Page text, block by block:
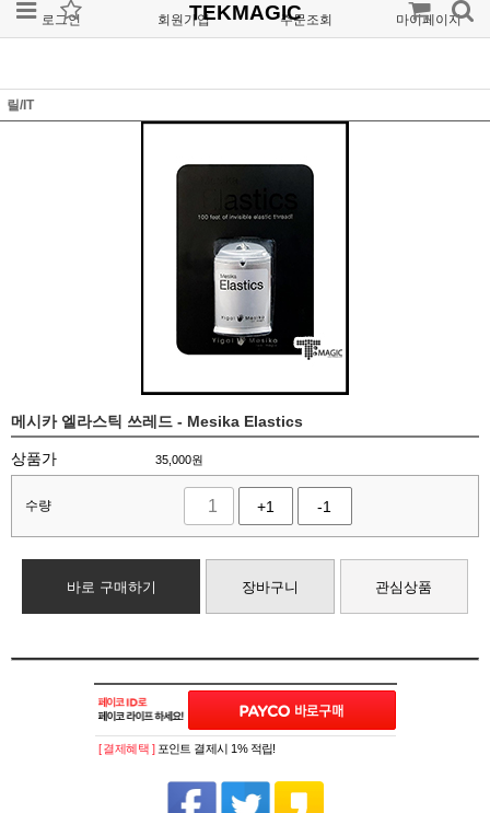
로그인 회원가입 주문조회 마이페이지
TEKMAGIC
릴/IT
메시카 엘라스틱 쓰레드 - Mesika Elastics
상품가 35,000원
수량 +1 -1
바로 구매하기 장바구니 관심상품
[ 결제혜택 ] 포인트 결제시 1% 적립!